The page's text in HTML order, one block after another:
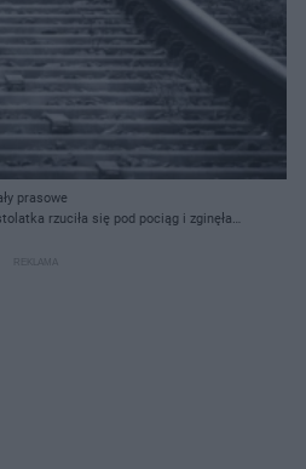
prasowe
rzuciła się pod pociąg i zginęła